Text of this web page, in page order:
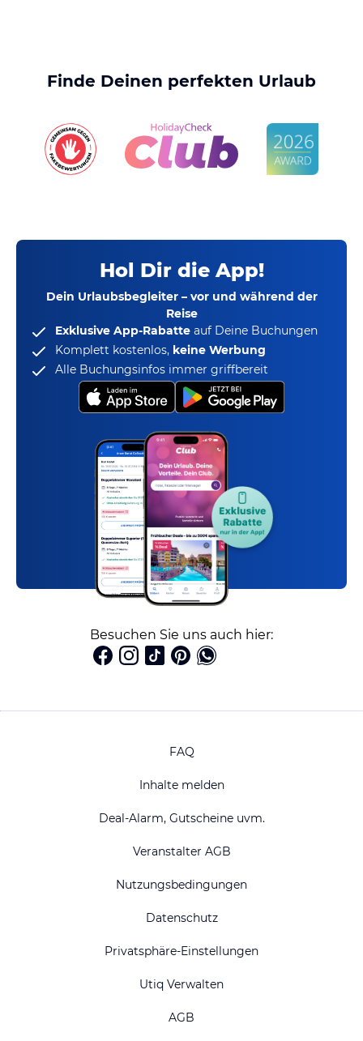
Finde Deinen perfekten Urlaub
Hol Dir die App!
Dein Urlaubsbegleiter – vor und während der
Reise
Exklusive App-Rabatte auf Deine Buchungen
Komplett kostenlos, keine Werbung
Alle Buchungsinfos immer griffbereit
Besuchen Sie uns auch hier:
FAQ
Inhalte melden
Deal-Alarm, Gutscheine uvm.
Veranstalter AGB
Nutzungsbedingungen
Datenschutz
Privatsphäre-Einstellungen
Utiq Verwalten
AGB